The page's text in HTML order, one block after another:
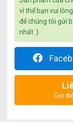
vì thế bạn vui
để chúng tôi gửi
nhất :)
Gọi